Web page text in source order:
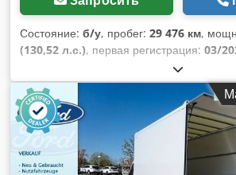
Состояние: б/у, пробег: 29 476 км,
(130,52 л.с.), первая регистрация: 03/
, цвет:
механический, класс выбросов:Евро 6
3, длина грузового отсека: 4 134 мм,
для загрузки:
, высота
Год выпуска:
, Оборудование:ABS,
кондиционер, сажевый фильтр,
электронная программа